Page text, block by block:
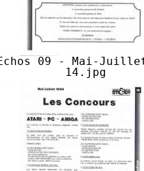
09 - Mai-
14.jpg